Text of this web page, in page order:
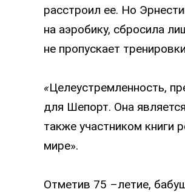
расстроил ее. Но
на аэробику, сбросила
не пропускает
«Целеустремленность,
для Шепорт. Она
также участником книги
мире».
Отметив 75 –летие,